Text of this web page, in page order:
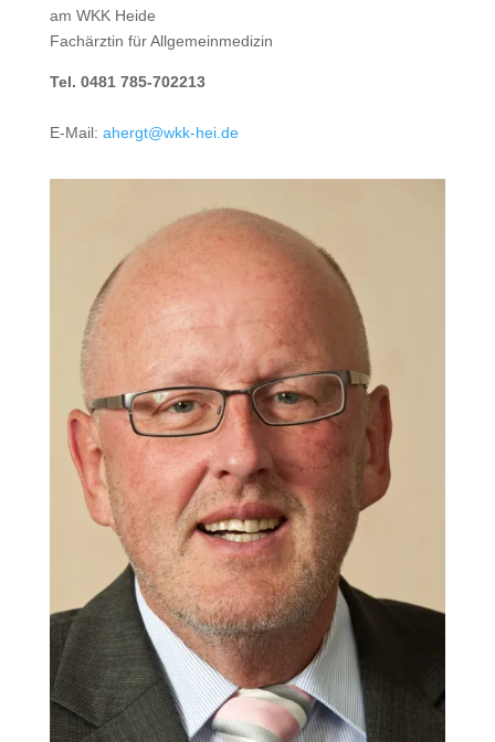
am WKK Heide
Fachärztin für Allgemeinmedizin
Tel. 0481 785-702213
E-Mail: ahergt@wkk-hei.de